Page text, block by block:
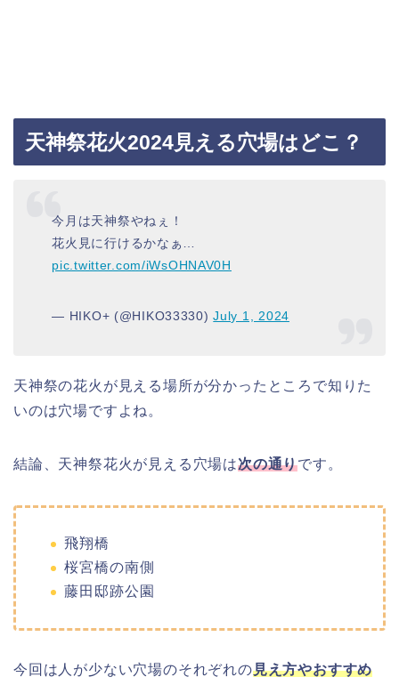
天神祭花火2024見える穴場はどこ？
今月は天神祭やねぇ！
花火見に行けるかなぁ…
pic.twitter.com/iWsOHNAV0H
— HIKO+ (@HIKO33330)July 1, 2024
天神祭の花火が見える場所が分かったところで知りた
いのは穴場ですよね。
結論、天神祭花火が見える穴場は次の通りです。
飛翔橋
桜宮橋の南側
藤田邸跡公園
今回は人が少ない穴場のそれぞれの見え方やおすすめ